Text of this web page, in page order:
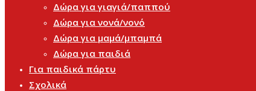
Δώρα για γιαγιά/παππού
Δώρα για νονά/νονό
Δώρα για μαμά/μπαμπά
Δώρα για παιδιά
Για παιδικά πάρτυ
Σχολικά